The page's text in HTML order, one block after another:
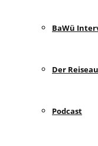
BaWü
Der
Podcast